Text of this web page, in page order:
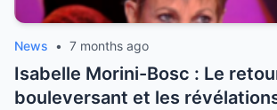
News • 7 months ago
Isabelle Morini-Bosc : Le
bouleversant et les